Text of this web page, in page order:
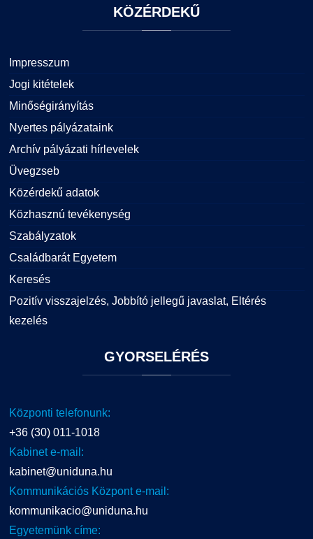
KÖZÉRDEKŰ
Impresszum
Jogi kitételek
Minőségirányítás
Nyertes pályázataink
Archív pályázati hírlevelek
Üvegzseb
Közérdekű adatok
Közhasznú tevékenység
Szabályzatok
Családbarát Egyetem
Keresés
Pozitív visszajelzés, Jobbító jellegű javaslat, Eltérés
kezelés
GYORSELÉRÉS
Központi telefonunk:
+36 (30) 011-1018
Kabinet e-mail:
kabinet@uniduna.hu
Kommunikációs Központ e-mail:
kommunikacio@uniduna.hu
Egyetemünk címe: